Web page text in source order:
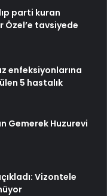
parti kuran
Özel’e tavsiyede
enfeksiyonlarına
5 hastalık
Gemerek Huzurevi
Vizontele